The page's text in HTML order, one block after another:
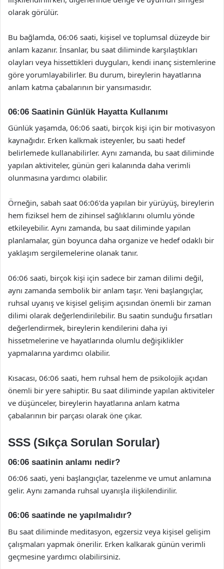
olarak görülür.
Bu bağlamda, 06:06 saati, kişisel ve toplumsal düzeyde bir
anlam kazanır. İnsanlar, bu saat diliminde karşılaştıkları
olayları veya hissettikleri duyguları, kendi inanç sistemlerine
göre yorumlayabilirler. Bu durum, bireylerin hayatlarına
anlam katma çabalarının bir yansımasıdır.
06:06 Saatinin Günlük Hayatta Kullanımı
Günlük yaşamda, 06:06 saati, birçok kişi için bir motivasyon
kaynağıdır. Erken kalkmak isteyenler, bu saati hedef
belirlemede kullanabilirler. Aynı zamanda, bu saat diliminde
yapılan aktiviteler, günün geri kalanında daha verimli
olunmasına yardımcı olabilir.
Örneğin, sabah saat 06:06’da yapılan bir yürüyüş, bireylerin
hem fiziksel hem de zihinsel sağlıklarını olumlu yönde
etkileyebilir. Aynı zamanda, bu saat diliminde yapılan
planlamalar, gün boyunca daha organize ve hedef odaklı bir
yaklaşım sergilemelerine olanak tanır.
06:06 saati, birçok kişi için sadece bir zaman dilimi değil,
aynı zamanda sembolik bir anlam taşır. Yeni başlangıçlar,
ruhsal uyanış ve kişisel gelişim açısından önemli bir zaman
dilimi olarak değerlendirilebilir. Bu saatin sunduğu fırsatları
değerlendirmek, bireylerin kendilerini daha iyi
hissetmelerine ve hayatlarında olumlu değişiklikler
yapmalarına yardımcı olabilir.
Kısacası, 06:06 saati, hem ruhsal hem de psikolojik açıdan
önemli bir yere sahiptir. Bu saat diliminde yapılan aktiviteler
ve düşünceler, bireylerin hayatlarına anlam katma
çabalarının bir parçası olarak öne çıkar.
SSS (Sıkça Sorulan Sorular)
06:06 saatinin anlamı nedir?
06:06 saati, yeni başlangıçlar, tazelenme ve umut anlamına
gelir. Aynı zamanda ruhsal uyanışla ilişkilendirilir.
06:06 saatinde ne yapılmalıdır?
Bu saat diliminde meditasyon, egzersiz veya kişisel gelişim
çalışmaları yapmak önerilir. Erken kalkarak günün verimli
geçmesine yardımcı olabilirsiniz.